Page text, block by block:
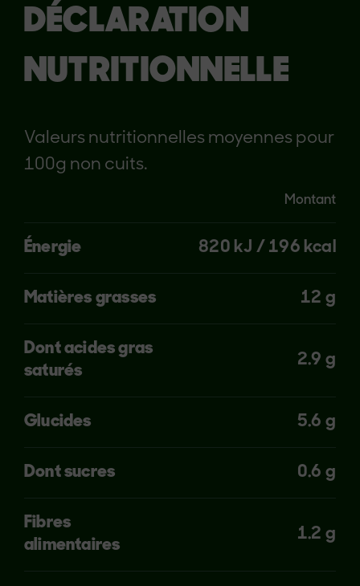
DÉCLARATION
NUTRITIONNELLE
Valeurs nutritionnelles moyennes pour
100g non cuits.
Montant
Énergie 820 kJ / 196 kcal
Matières grasses 12 g
Dont acides gras
saturés
2.9 g
Glucides 5.6 g
Dont sucres 0.6 g
Fibres
alimentaires
1.2 g